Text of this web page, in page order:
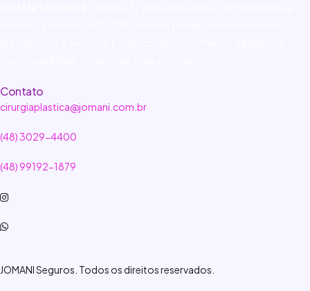
Contato
cirurgiaplastica@jomani.com.br
(48) 3029-4400
(48) 99192-1879
JOMANI Seguros. Todos os direitos reservados.